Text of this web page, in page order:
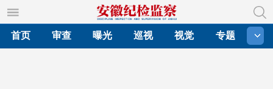
首页
审查 曝光 巡视 视觉 专题